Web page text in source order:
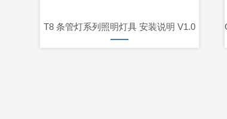
T8 条管灯系列照明灯具 安装说明 V1.0